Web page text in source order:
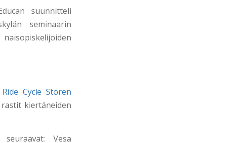
suunnitteli
seminaarin
Ride Cycle Storen
kiertäneiden
Vesa